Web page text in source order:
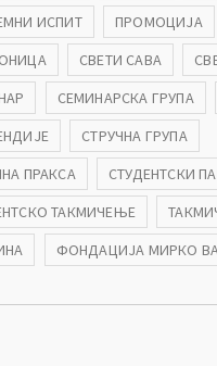
ИСПИТ
ПРОМОЦИЈА
СВЕТИ САВА
СЕМИНАРСКА ГРУПА
СТРУЧНА ГРУПА
ПРАКСА
СТУДЕНТСКИ
ТАКМИЧЕЊЕ
ФОНДАЦИЈА МИРКО